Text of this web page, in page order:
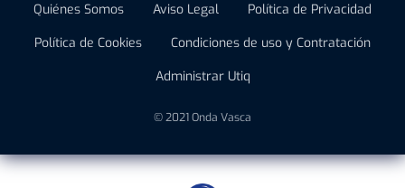
Quiénes Somos Aviso Legal
Política de Privacidad
Política de Cookies
Condiciones de uso y Contratación
Administrar Utiq
© 2021 Onda Vasca